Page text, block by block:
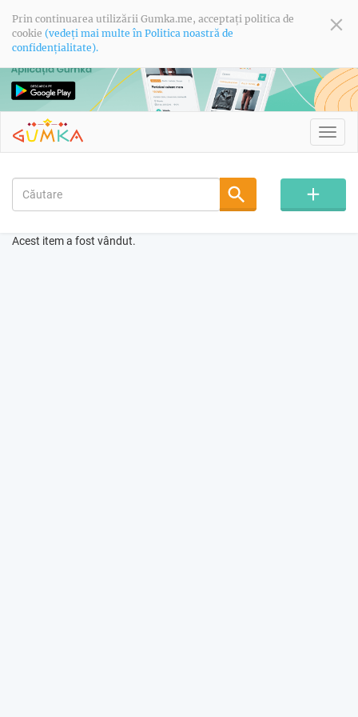
Prin continuarea utilizării Gumka.me, acceptați politica de
cookie (vedeți mai multe în Politica noastră de
confidențialitate).
Acest item a fost vândut.